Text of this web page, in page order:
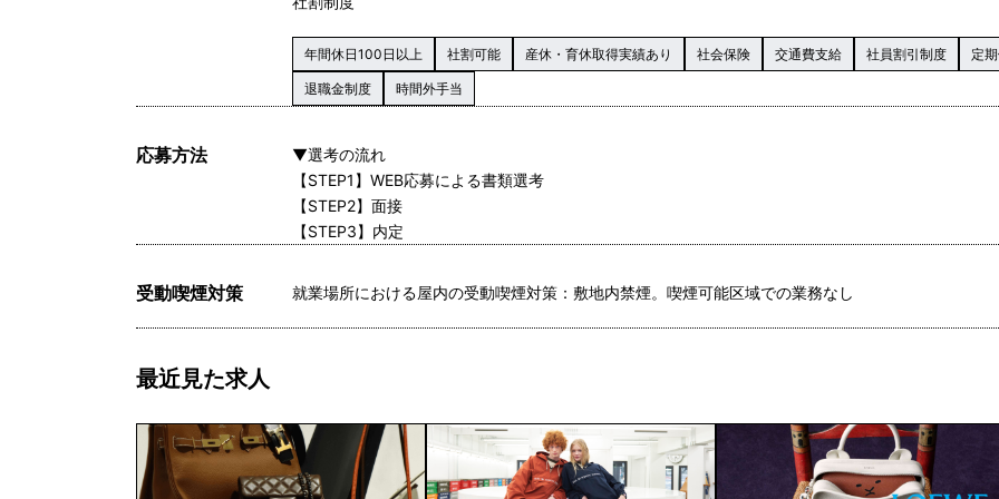
年間休日100日以上 社割可能 産休・育休取得実績あり 社会保険 交通費支給 社員割引制度 定
退職金制度 時間外手当
応募方法
▼選考の流れ
【STEP1】WEB応募による書類選考
【STEP2】面接
【STEP3】内定
受動喫煙対策 就業場所における屋内の受動喫煙対策：敷地内禁煙。喫煙可能区域での業務なし
最近見た求人